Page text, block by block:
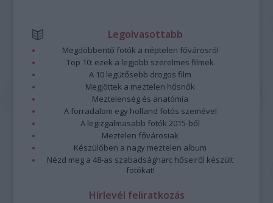
Legolvasottabb
Megdöbbentő fotók a néptelen fővárosról
Top 10: ezek a legjobb szerelmes filmek
A 10 legütősebb drogos film
Megjöttek a meztelen hősnők
Meztelenség és anatómia
A forradalom egy holland fotós szemével
A legizgalmasabb fotók 2015-ből
Meztelen fővárosiak
Készülőben a nagy meztelen album
Nézd meg a 48-as szabadságharc hőseiről készült
fotókat!
Hírlevél feliratkozás